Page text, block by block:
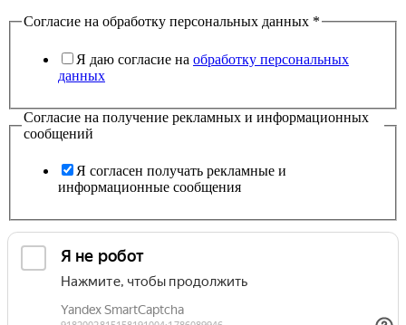
Согласие на обработку персональных данных *
Я даю согласие на обработку персональных
данных
Согласие на получение рекламных и информационных
сообщений
Я согласен получать рекламные и
информационные сообщения